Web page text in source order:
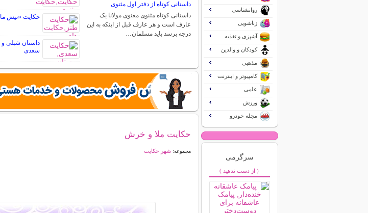
داستانی کوتاه از دفتر اول مثنوی
داستانی کوتاه مثنوی معنوی مولانا یک
عارف است و هر عارف قبل از اینکه به این
درجه برسد باید مسلمان…
حکایت «نیش
داستان شبلی و
سعدی
حكایت ملا و خرش
مجموعه:شهر حکایت
روانشناسی
زناشویی
آشپزی و تغذیه
کودکان و والدین
مذهبی
کامپیوتر و اینترنت
علمی
ورزش
مجله خودرو
سرگرمی
( از دست ندهید )